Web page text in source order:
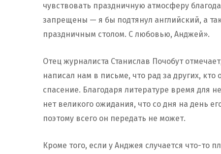
чувствовать праздничную атмосферу
запрещены — я бы подтянул английский, а
праздничным столом. С любовью, Анджей».
Отец журналиста Станислав Почобут
написал нам в письме, что рад за других, кто
спасение. Благодаря литературе время для
нет великого ожидания, что со дня на день
поэтому всего он передать не может.
Кроме того, если у Анджея случается что-то